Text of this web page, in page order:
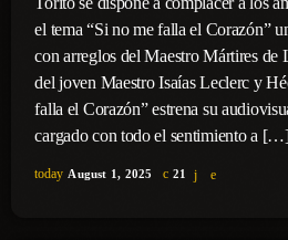
el tema “Si no me falla el Corazón”
con arreglos del Maestro Mártires
del joven Maestro Isaías Leclerc y
falla el Corazón” estrena su
cargado con todo el sentimiento a
today August 1, 2025 21